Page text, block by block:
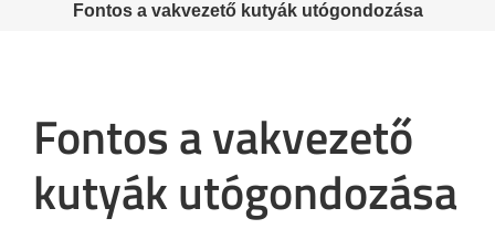
Fontos a vakvezető kutyák utógondozása
Fontos a vakvezető
kutyák utógondozása